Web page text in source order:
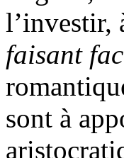
l’investir,
faisant
sont à